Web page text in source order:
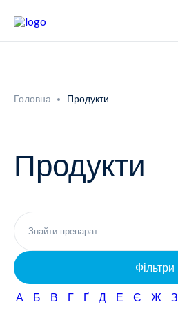
Новини
Неврологія
Фармаконагляд
Кар'єра
Головна Продукти
Продукти
Фільтри
А Б В Г Ґ Д Е Є Ж З